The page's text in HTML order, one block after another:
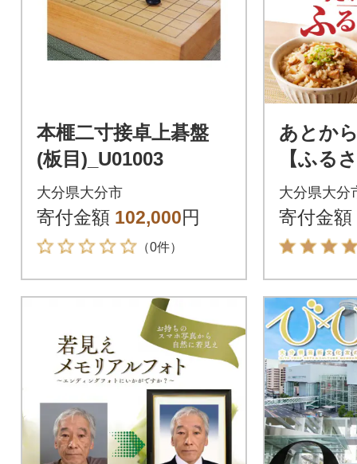
本榧二寸接卓上碁盤
(板目)_U01003
大分県大分市
寄付金額 102,000円
（0件）
あとか
【ふる
万円
大分県大分
寄付金額